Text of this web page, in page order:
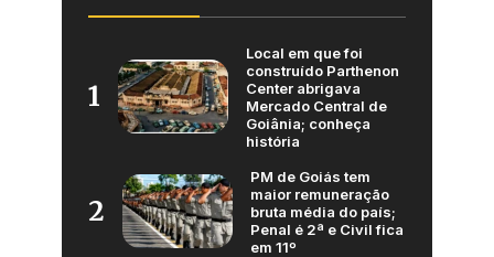
1
Local em que foi
construído Parthenon
Center abrigava
Mercado Central de
Goiânia; conheça
história
2
PM de Goiás tem
maior remuneração
bruta média do país;
Penal é 2ª e Civil fica
em 11º